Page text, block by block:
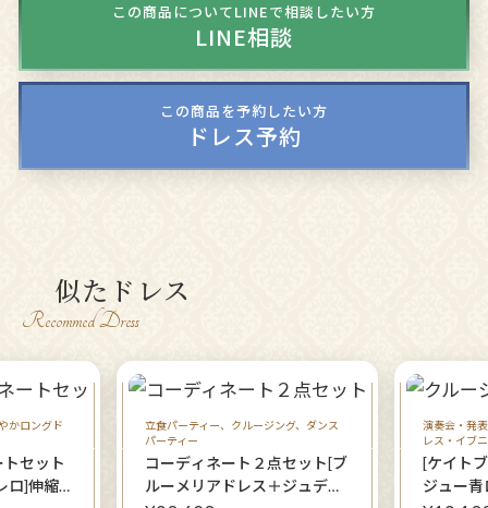
この商品についてLINEで相談したい方
LINE相談
この商品を予約したい方
ドレス予約
似たドレス
Recommed Dress
かロングド
セット
ロ]伸縮
立食パーティー、クルージング、ダンス
パーティー
コーディネート２点セット[ブ
ルーメリアドレス＋ジュディ
演奏会・発
レス・イブ
[ケイト
ジュー